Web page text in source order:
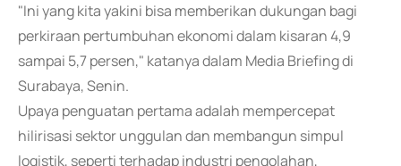
"Ini yang kita yakini bisa memberikan dukungan bagi
perkiraan pertumbuhan ekonomi dalam kisaran 4,9
sampai 5,7 persen," katanya dalam Media Briefing di
Surabaya, Senin.
Upaya penguatan pertama adalah mempercepat
hilirisasi sektor unggulan dan membangun simpul
logistik, seperti terhadap industri pengolahan,